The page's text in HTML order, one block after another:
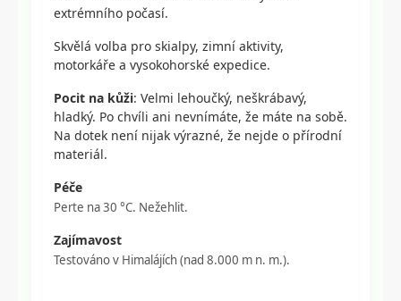
extrémního počasí.
Skvělá volba pro skialpy, zimní aktivity,
motorkáře a vysokohorské expedice.
Pocit na kůži: Velmi lehoučký, neškrábavý,
hladký. Po chvíli ani nevnímáte, že máte na sobě.
Na dotek není nijak výrazné, že nejde o přírodní
materiál.
Péče
Perte na 30 °C. Nežehlit.
Zajímavost
Testováno v Himalájích (nad 8.000 m n. m.).